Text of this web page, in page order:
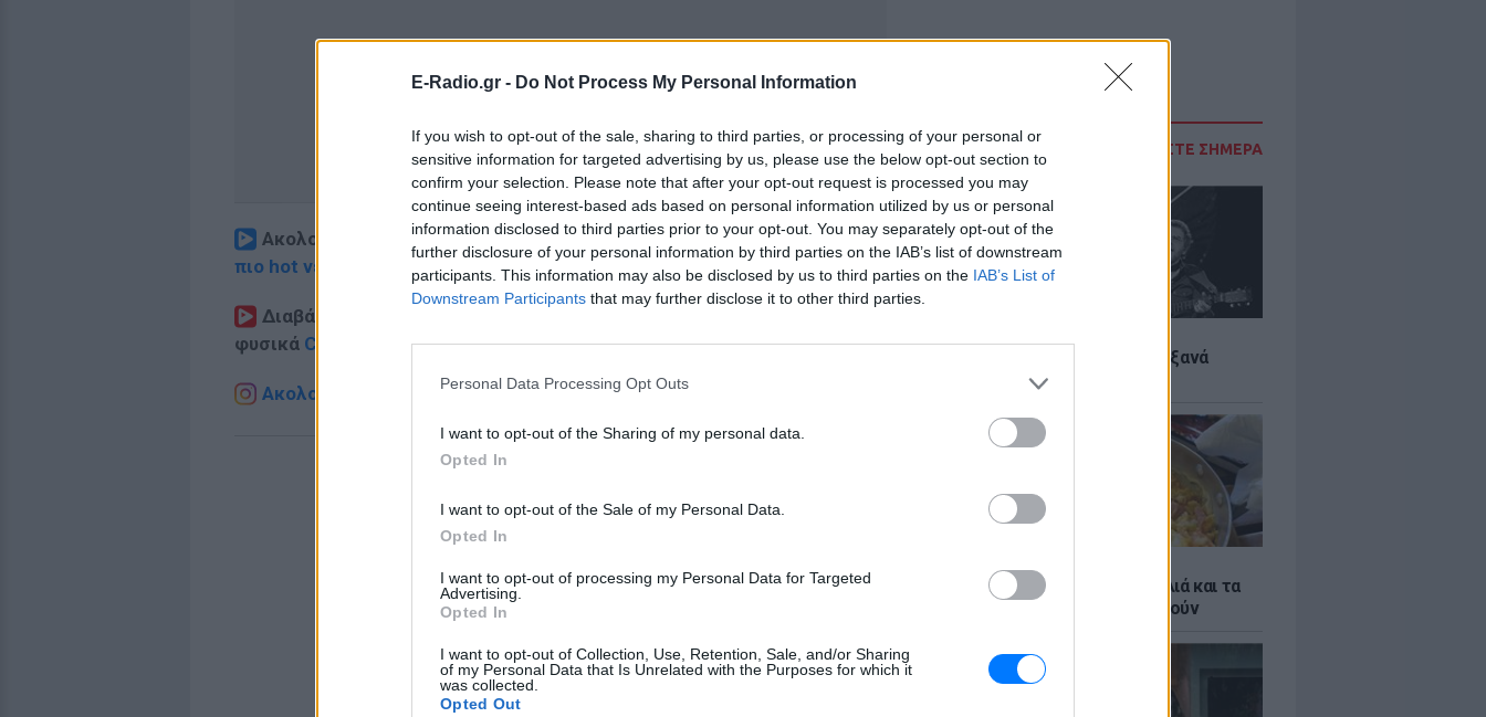
E-Radio.gr - Do Not Process My Personal Information
If you wish to opt-out of the sale, sharing to third parties, or processing of your personal or
sensitive information for targeted advertising by us, please use the below opt-out section to
confirm your selection. Please note that after your opt-out request is processed you may
continue seeing interest-based ads based on personal information utilized by us or personal
information disclosed to third parties prior to your opt-out. You may separately opt-out of the
further disclosure of your personal information by third parties on the IAB’s list of downstream
participants. This information may also be disclosed by us to third parties on the IAB’s List of
Downstream Participants that may further disclose it to other third parties.
Personal Data Processing Opt Outs
I want to opt-out of the Sharing of my personal data.
Opted In
I want to opt-out of the Sale of my Personal Data.
Opted In
I want to opt-out of processing my Personal Data for Targeted
Advertising.
Opted In
I want to opt-out of Collection, Use, Retention, Sale, and/or Sharing
of my Personal Data that Is Unrelated with the Purposes for which it
was collected.
Opted Out
ΔΙΑΒΑΣΤΕ ΣΗΜΕΡΑ
5 one-hit wonders που έγιναν ξανά
διάσημοι από… ατύχημα
Ελληνικό γιαούρτι: Μία κουταλιά και τα
scrambled eggs θα απογειωθούν
Ακολουθήστε το E-Radio.gr στοGoogle News και μάθετε πρώτοι τα
πιο hot νέα
Διαβάστε περισσότερα θέματα για
φυσικά Celebrities στο νέοPink.gr!
Ακολουθήστε το E-Radio.gr και στο Instagram
ΔΙΑΦΗΜΙΣΗ